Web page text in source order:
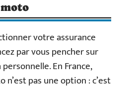
votre assurance
par vous pencher sur
En France,
n’est pas une option : c’est